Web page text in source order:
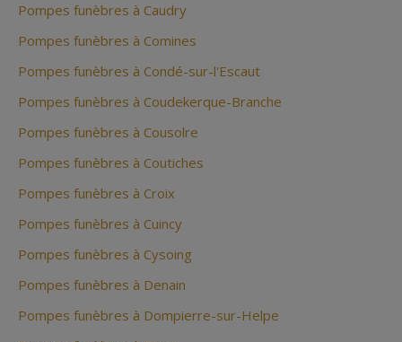
Pompes funèbres à Caudry
Pompes funèbres à Comines
Pompes funèbres à Condé-sur-l'Escaut
Pompes funèbres à Coudekerque-Branche
Pompes funèbres à Cousolre
Pompes funèbres à Coutiches
Pompes funèbres à Croix
Pompes funèbres à Cuincy
Pompes funèbres à Cysoing
Pompes funèbres à Denain
Pompes funèbres à Dompierre-sur-Helpe